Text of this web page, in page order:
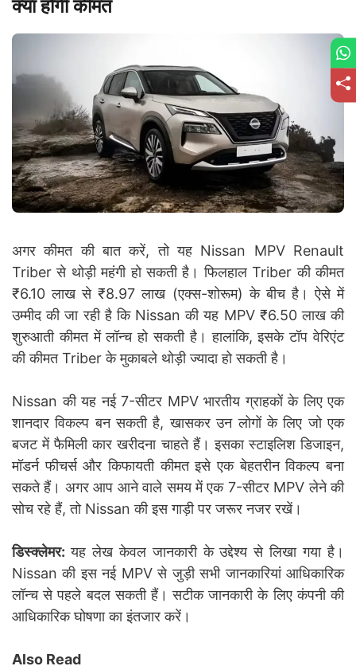
क्या होगी कीमत
अगर कीमत की बात करें, तो यह Nissan MPV Renault
Triber से थोड़ी महंगी हो सकती है। फिलहाल Triber की कीमत
₹6.10 लाख से ₹8.97 लाख (एक्स-शोरूम) के बीच है। ऐसे में
उम्मीद की जा रही है कि Nissan की यह MPV ₹6.50 लाख की
शुरुआती कीमत में लॉन्च हो सकती है। हालांकि, इसके टॉप वेरिएंट
की कीमत Triber के मुकाबले थोड़ी ज्यादा हो सकती है।
Nissan की यह नई 7-सीटर MPV भारतीय ग्राहकों के लिए एक
शानदार विकल्प बन सकती है, खासकर उन लोगों के लिए जो एक
बजट में फैमिली कार खरीदना चाहते हैं। इसका स्टाइलिश डिजाइन,
मॉडर्न फीचर्स और किफायती कीमत इसे एक बेहतरीन विकल्प बना
सकते हैं। अगर आप आने वाले समय में एक 7-सीटर MPV लेने की
सोच रहे हैं, तो Nissan की इस गाड़ी पर जरूर नजर रखें।
डिस्क्लेमर:यह लेख केवल जानकारी के उद्देश्य से लिखा गया है।
Nissan की इस नई MPV से जुड़ी सभी जानकारियां आधिकारिक
लॉन्च से पहले बदल सकती हैं। सटीक जानकारी के लिए कंपनी की
आधिकारिक घोषणा का इंतजार करें।
Also Read